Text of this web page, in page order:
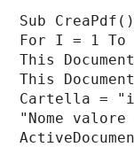
Sub CreaPdf()
For I = 1 To
This
This
Cartella =
"Nome